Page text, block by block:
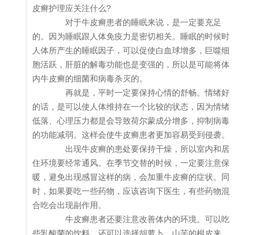
皮癣护理应关注什么?
对于牛皮癣患者的睡眠来说，是一定要充足
的。因为睡眠跟人体免疫力是密切相关。睡眠的时候时
人体所产生的睡眠因子，可以促使白血球增多，巨噬细
胞活跃，肝脏的解毒功能也是变强的，所以是可能将体
内牛皮癣的细菌和病毒杀灭的。
再就是，平时一定要保持心情的舒畅。情绪好
的话，是可以使人体维持在一个比较的状态，因为情绪
低落、心理压力都是会导致荷尔蒙成分增多，抑制病毒
的功能减弱。这样会使牛皮癣患者更加容易受到侵袭。
出现牛皮癣的患处要保持干燥，所以室内和居
住环境要经常通风。在季节交替的时候，一定要注意保
暖，避免出现感冒这样的病，会加重牛皮癣的症状。同
时，如果要吃一些药物，应该咨询下医生，有些药物混
合吃会出现副作用。
牛皮癣患者还要注意改善体内的环境。可以吃